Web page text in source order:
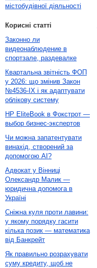
містобудівної діяльності
Корисні статті
Законно ли
видеонаблюдение в
спортзале, раздевалке
Квартальна звітність ФОП
у 2026: що змінив Закон
№4536-IX і як адаптувати
облікову систему
HP EliteBook в Фокстрот —
выбор бизнес-экспертов
Чи можна запатентувати
винахід, створений за
допомогою AI?
Адвокат у Вінниці
Олександр Малик —
юридична допомога в
Україні
Сніжна куля проти лавини:
у якому порядку гасити
кілька позик — математика
від Банкрейт
Як правильно розрахувати
суму кредиту, щоб не